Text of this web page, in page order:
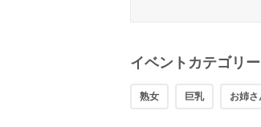
イベントカテゴリー
熟女 巨乳 お姉さ